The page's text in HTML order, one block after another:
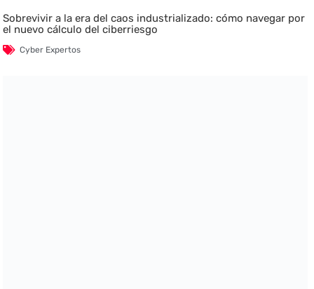
Sobrevivir a la era del caos industrializado: cómo navegar por
el nuevo cálculo del ciberriesgo
Cyber Expertos